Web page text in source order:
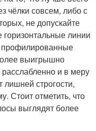
чёлки совсем, либо с
не допускайте
линии
профилированные
выигрышно
и в меру
строгости,
Стоит отметить, что
выглядят более